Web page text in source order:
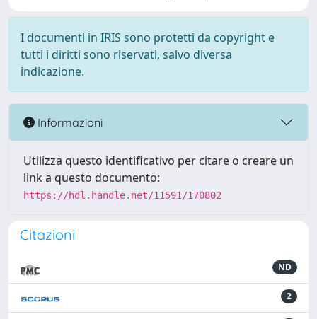
I documenti in IRIS sono protetti da copyright e
tutti i diritti sono riservati, salvo diversa
indicazione.
Informazioni
Utilizza questo identificativo per citare o creare un
link a questo documento:
https://hdl.handle.net/11591/170802
Citazioni
ND
2